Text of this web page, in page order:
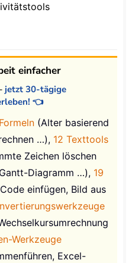
einfacher
jetzt 30-tägige
👈
(Alter basierend
…), 12 Texttools
Zeichen löschen
Diagramm …), 19
einfügen, Bild aus
Werkzeuge
Excel-